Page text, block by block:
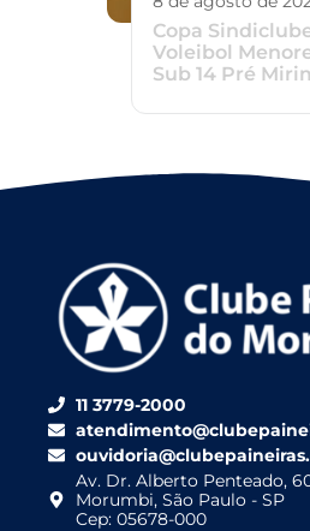
Copa
Voleibol
Sub 14 Pré
11 3779-2000
Av. Dr. Alberto Penteado,
Morumbi, São Paulo - SP
Cep: 05678-000